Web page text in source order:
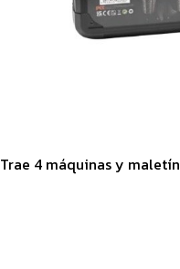
Trae 4 máquinas y maletín